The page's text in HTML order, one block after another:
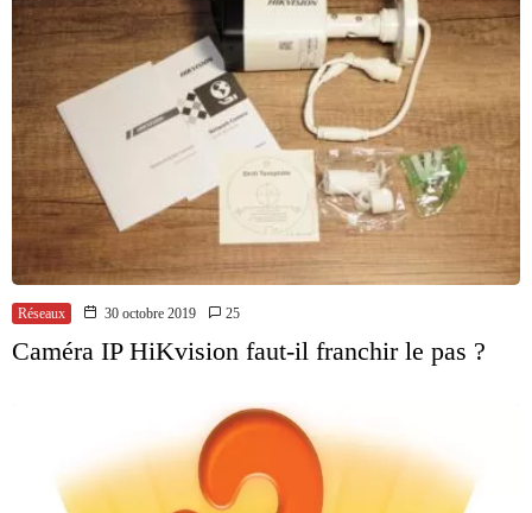
Réseaux 30 octobre 2019 25
Caméra IP HiKvision faut-il franchir le pas ?